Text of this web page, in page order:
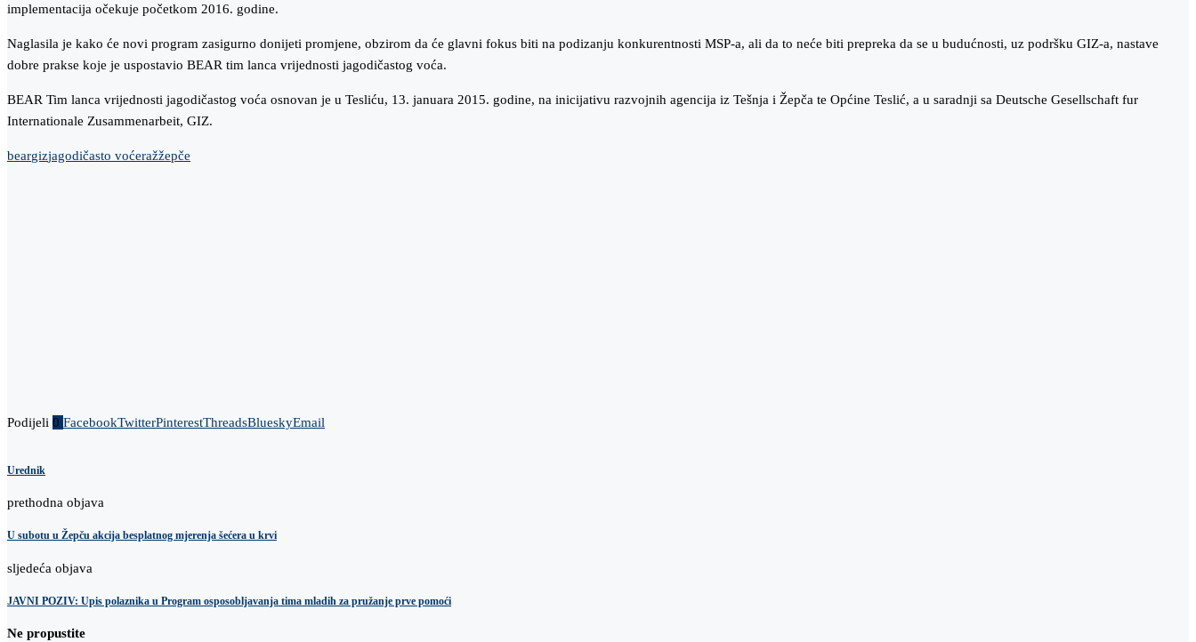
implementacija očekuje početkom 2016. godine.
Naglasila je kako će novi program zasigurno donijeti promjene, obzirom da će glavni fokus biti na podizanju konkurentnosti MSP-a, ali da to neće biti prepreka da se u budućnosti, uz podršku GIZ-a, nastave
dobre prakse koje je uspostavio BEAR tim lanca vrijednosti jagodičastog voća.
BEAR Tim lanca vrijednosti jagodičastog voća osnovan je u Tesliću, 13. januara 2015. godine, na inicijativu razvojnih agencija iz Tešnja i Žepča te Općine Teslić, a u saradnji sa Deutsche Gesellschaft fur
Internationale Zusammenarbeit, GIZ.
beargizjagodičasto voćeražžepče
Podijeli 0 FacebookTwitterPinterestThreadsBlueskyEmail
Urednik
prethodna objava
U subotu u Žepču akcija besplatnog mjerenja šećera u krvi
sljedeća objava
JAVNI POZIV: Upis polaznika u Program osposobljavanja tima mladih za pružanje prve pomoći
Ne propustite